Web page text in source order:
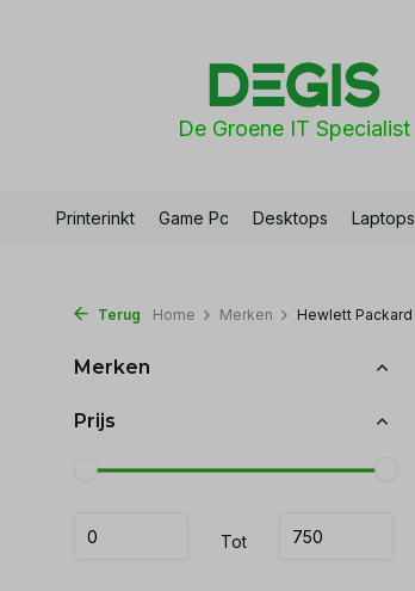
De Groene IT Specialist
Printerinkt Game Pc Desktops Laptops
Terug Home Merken Hewlett Packard
Merken
Prijs
Tot